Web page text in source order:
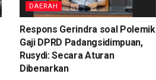
DAERAH
Respons Gerindra soal Polemik
Gaji DPRD Padangsidimpuan,
Rusydi: Secara Aturan
Dibenarkan